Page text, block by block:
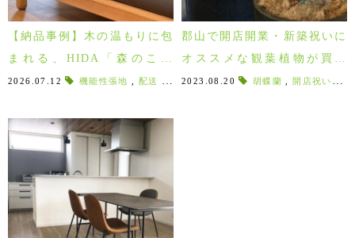
【納品事例】木の温もりに包
まれる、HIDA「森のこと
ば」ソファ＆サイドテーブル
2026.07.12 機能性張地 ,配送 Amico,納品事例 ,インテリア,HIDA
郡山で開店開業・新築祝いに
オススメな観葉植物が買え
る！法人様のご注文も承りま
2023.08.20 胡蝶蘭 開店祝いギフト